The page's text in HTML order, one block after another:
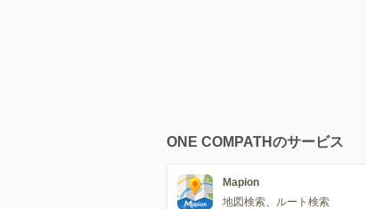
ONE COMPATHのサービス
Mapion
地図検索、ルート検索